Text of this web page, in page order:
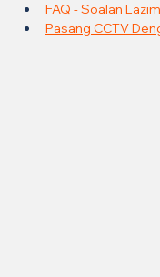
FAQ - Soalan
Pasang CCTV